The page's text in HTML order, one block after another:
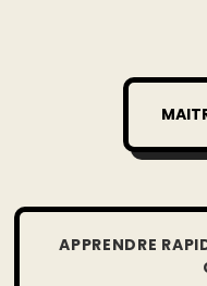
APPRENDRE